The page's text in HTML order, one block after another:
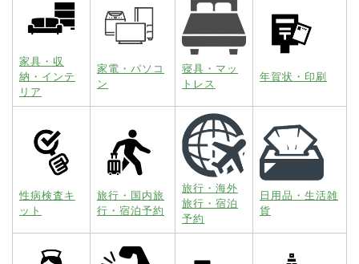
家具・収
納・インテ
リア
家電・パソコ
ン
寝具・マッ
トレス
年賀状・印刷
性病検査キ
ット
旅行・国内旅
行・宿泊予約
旅行・海外
旅行・宿泊
予約
日用品・生活雑
貨